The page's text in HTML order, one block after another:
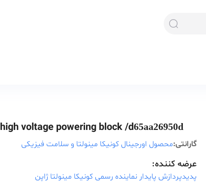
high voltage powering block /d65aa26950d
گارانتی:محصول اورجینال کونیکا مینولتا و سلامت فیزیکی
عرضه کننده:
پدیدپردازش پایدار نماینده رسمی کونیکا مینولتا ژاپن